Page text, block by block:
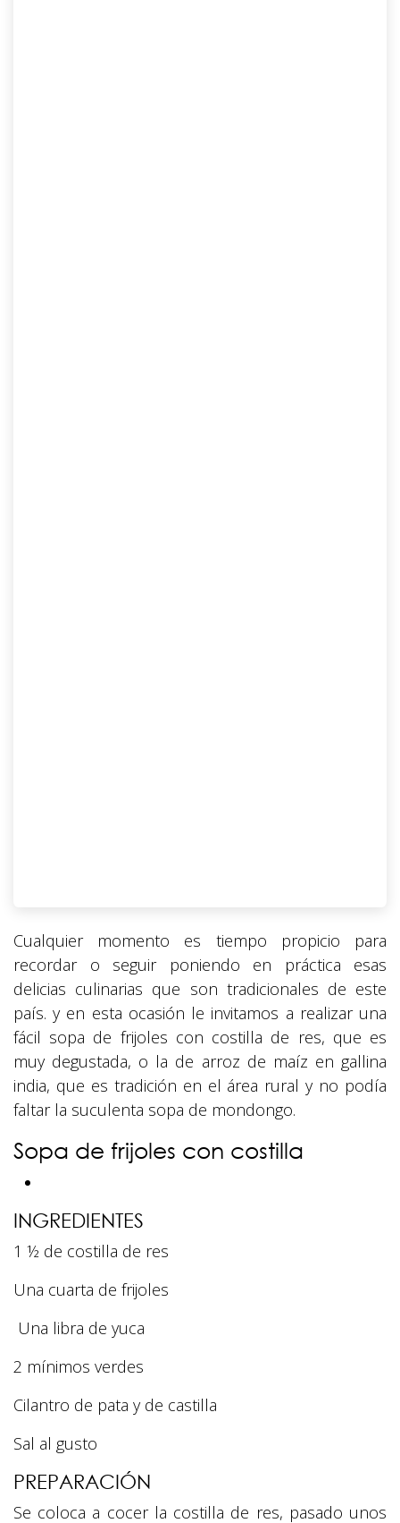
Cualquier momento es tiempo propicio para
recordar o seguir poniendo en práctica esas
delicias culinarias que son tradicionales de este
país. y en esta ocasión le invitamos a realizar una
fácil sopa de frijoles con costilla de res, que es
muy degustada, o la de arroz de maíz en gallina
india, que es tradición en el área rural y no podía
faltar la suculenta sopa de mondongo.
Sopa de frijoles con costilla
INGREDIENTES
1 ½ de costilla de res
Una cuarta de frijoles
Una libra de yuca
2 mínimos verdes
Cilantro de pata y de castilla
Sal al gusto
PREPARACIÓN
Se coloca a cocer la costilla de res, pasado unos